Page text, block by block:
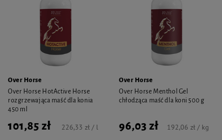
Over Horse
Over Horse HotActive Horse
rozgrzewająca maść dla konia
450 ml
101,85 zł 226,33 zł / l
Over Horse
Over Horse Menthol Gel
chłodząca maść dla koni 500 g
96,03 zł 192,06 zł / kg